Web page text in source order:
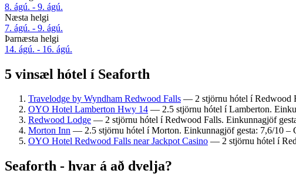
8. ágú. - 9. ágú.
Næsta helgi
7. ágú. - 9. ágú.
Þarnæsta helgi
14. ágú. - 16. ágú.
5 vinsæl hótel í Seaforth
Travelodge by Wyndham Redwood Falls — 2 stjörnu hótel í Redwood
OYO Hotel Lamberton Hwy 14 — 2.5 stjörnu hótel í Lamberton.
Redwood Lodge — 2 stjörnu hótel í Redwood Falls. Einkunnagjöf
Morton Inn — 2.5 stjörnu hótel í Morton. Einkunnagjöf gesta: 7,6/10 –
OYO Hotel Redwood Falls near Jackpot Casino — 2 stjörnu hótel í
Seaforth - hvar á að dvelja?